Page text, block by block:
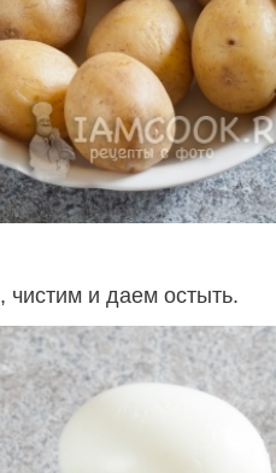
чистим и даем остыть.